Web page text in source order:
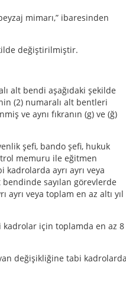
mimarı,” ibaresinden
değiştirilmiştir.
alt bendi aşağıdaki şekilde
(2) numaralı alt bentleri
ve aynı fıkranın (g) ve (ğ)
şefi, bando şefi, hukuk
memuru ile eğitmen
ayrı ayrı veya
sayılan görevlerde
veya toplam en az altı yıl
kadrolar için toplamda en az 8
değişikliğine tabi kadrolarda